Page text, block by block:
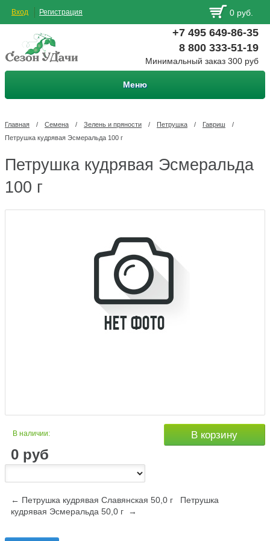
Вход Регистрация 0 руб.
+7 495 649-86-35
8 800 333-51-19
Минимальный заказ 300 руб
Меню
Главная / Семена / Зелень и пряности / Петрушка / Гавриш
/
Петрушка кудрявая Эсмеральда 100 г
Петрушка кудрявая Эсмеральда
100 г
В наличии:
0 руб
В корзину
← Петрушка кудрявая Славянская 50,0 г
Петрушка
кудрявая Эсмеральда 50,0 г →